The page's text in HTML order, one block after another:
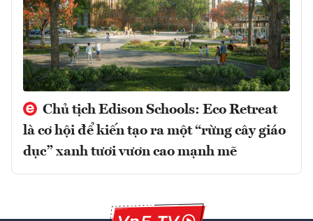
Chủ tịch Edison Schools: Eco Retreat
là cơ hội để kiến tạo ra một “rừng cây giáo
dục” xanh tươi vươn cao mạnh mẽ